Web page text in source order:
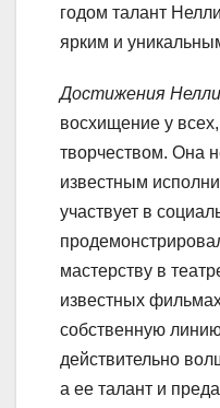
годом талант
ярким и
Достижения
восхищение у
творчеством. Она
известным
участвует в
мастерству в
известных
собственную
действительно
а ее талант и